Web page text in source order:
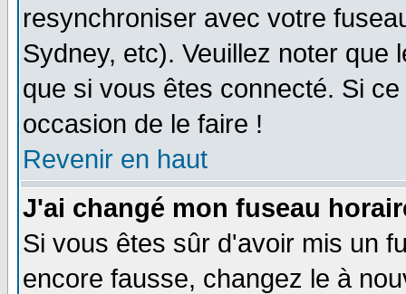
resynchroniser avec votre
Sydney, etc). Veuillez noter que
que si vous êtes connecté. Si
occasion de le faire !
Revenir en haut
J'ai changé mon fuseau
Si vous êtes sûr d'avoir mis un
encore fausse, changez le à